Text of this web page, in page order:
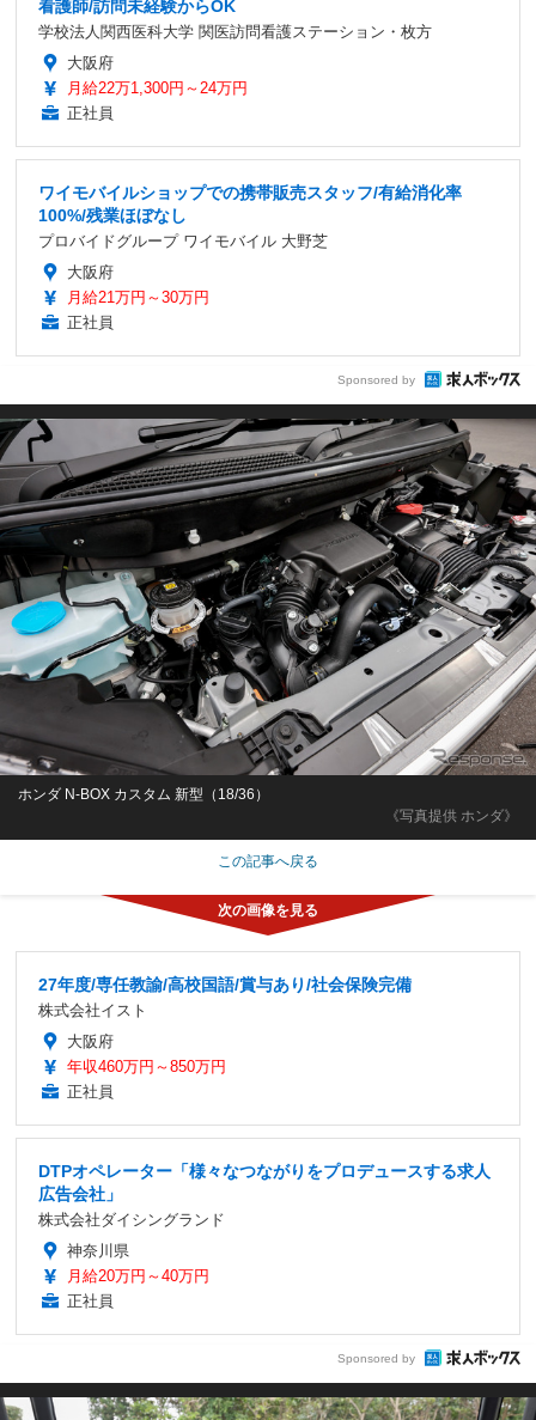
看護師/訪問未経験からOK
学校法人関西医科大学 関医訪問看護ステーション・枚方
大阪府
月給22万1,300円～24万円
正社員
ワイモバイルショップでの携帯販売スタッフ/有給消化率
100%/残業ほぼなし
プロバイドグループ ワイモバイル 大野芝
大阪府
月給21万円～30万円
正社員
Sponsored by
《写真提供 ホンダ》
ホンダ N-BOX カスタム 新型（18/36）
この記事へ戻る
27年度/専任教諭/高校国語/賞与あり/社会保険完備
株式会社イスト
大阪府
年収460万円～850万円
正社員
DTPオペレーター「様々なつながりをプロデュースする求人
広告会社」
株式会社ダイシングランド
神奈川県
月給20万円～40万円
正社員
Sponsored by